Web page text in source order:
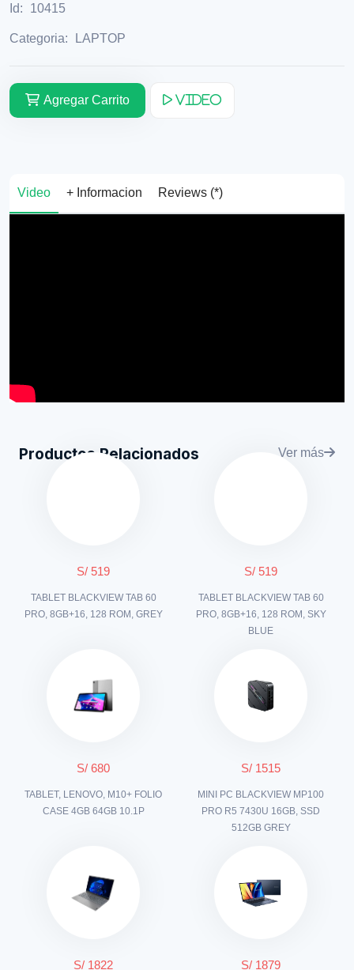
Id: 10415
Categoria: LAPTOP
Agregar Carrito Video
Video + Informacion Reviews (*)
Productos Relacionados Ver más
S/ 519
TABLET BLACKVIEW TAB 60
PRO, 8GB+16, 128 ROM, GREY
S/ 519
TABLET BLACKVIEW TAB 60
PRO, 8GB+16, 128 ROM, SKY
BLUE
S/ 680
TABLET, LENOVO, M10+ FOLIO
CASE 4GB 64GB 10.1P
S/ 1515
MINI PC BLACKVIEW MP100
PRO R5 7430U 16GB, SSD
512GB GREY
S/ 1822 S/ 1879